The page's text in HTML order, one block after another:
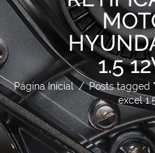
1.5
Página Inicial / Posts tagged
excel